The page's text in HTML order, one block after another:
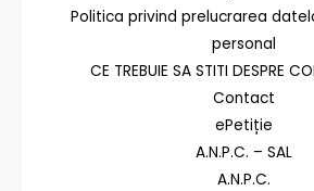
Politica privind prelucrarea
personal
CE TREBUIE SA STITI DESPRE
Contact
ePetiție
A.N.P.C. – SAL
A.N.P.C.